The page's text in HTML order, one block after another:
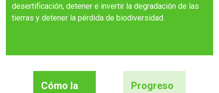
desertificación, detener e invertir la degradación de las
tierras y detener la pérdida de biodiversidad.
Cómo la
Progreso